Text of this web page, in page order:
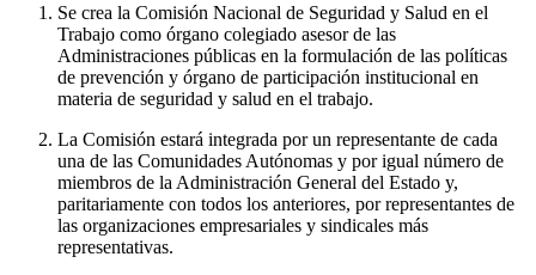
Se crea la Comisión Nacional de Seguridad y Salud en el
Trabajo como órgano colegiado asesor de las
Administraciones públicas en la formulación de las políticas
de prevención y órgano de participación institucional en
materia de seguridad y salud en el trabajo.
La Comisión estará integrada por un representante de cada
una de las Comunidades Autónomas y por igual número de
miembros de la Administración General del Estado y,
paritariamente con todos los anteriores, por representantes de
las organizaciones empresariales y sindicales más
representativas.